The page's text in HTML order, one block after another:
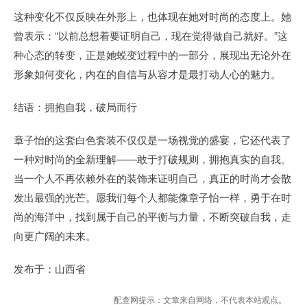
这种变化不仅反映在外形上，也体现在她对时尚的态度上。她
曾表示：“以前总想着要证明自己，现在觉得做自己就好。”这
种心态的转变，正是她蜕变过程中的一部分，展现出无论外在
形象如何变化，内在的自信与从容才是最打动人心的魅力。
结语：拥抱自我，破局而行
章子怡的这套白色套装不仅仅是一场视觉的盛宴，它还代表了
一种对时尚的全新理解——敢于打破规则，拥抱真实的自我。
当一个人不再依赖外在的装饰来证明自己，真正的时尚才会散
发出最强的光芒。愿我们每个人都能像章子怡一样，勇于在时
尚的海洋中，找到属于自己的平衡与力量，不断突破自我，走
向更广阔的未来。
发布于：山西省
配查网提示：文章来自网络，不代表本站观点。